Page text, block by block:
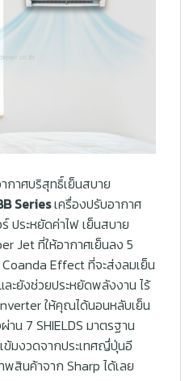
กาศบริสุทธิ์เย็นสบาย
Seriesเครื่องปรับอากาศ
ประหยัดค่าไฟ เย็นสบาย
Jet ที่ให้อากาศเย็นลง 5
Effect ที่จะส่งลมเย็น
ะยังช่วยประหยัดพลังงาน ไร้
ให้คุณได้นอนหลับเย็น
น 7 SHIELDS มาตรฐาน
ข้มงวดจากประเทศญึ่ปุ่นอี
สินค้าจาก Sharp ได้เลย